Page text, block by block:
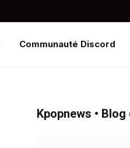
Communauté Discord
Kpopnews •